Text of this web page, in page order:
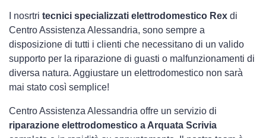
I nosrtri tecnici specializzati elettrodomestico Rex di
Centro Assistenza Alessandria, sono sempre a
disposizione di tutti i clienti che necessitano di un valido
supporto per la riparazione di guasti o malfunzionamenti di
diversa natura. Aggiustare un elettrodomestico non sarà
mai stato così semplice!
Centro Assistenza Alessandria offre un servizio di
riparazione elettrodomestico a Arquata Scrivia